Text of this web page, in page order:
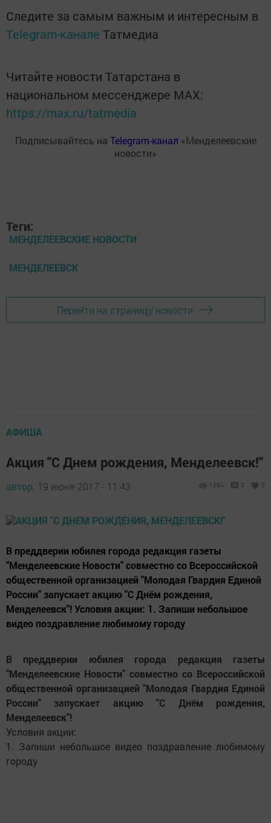
Следите за самым важным и интересным в
Telegram-канале Татмедиа
Читайте новости Татарстана в
национальном мессенджере MАХ:
https://max.ru/tatmedia
Подписывайтесь на Telegram-канал «Менделеевские
новости»
Теги:
МЕНДЕЛЕЕВСКИЕ НОВОСТИ
МЕНДЕЛЕЕВСК
Перейти на страницу новости
АФИША
Акция "С Днем рождения, Менделеевск!"
автор, 19 июня 2017 - 11:43 1394 0 0
В преддверии юбилея города редакция газеты
"Менделеевские Новости" совместно со Всероссийской
общественной организацией "Молодая Гвардия Единой
России" запускает акцию "С Днём рождения,
Менделеевск"! Условия акции: 1. Запиши небольшое
видео поздравление любимому городу
В преддверии юбилея города редакция газеты
"Менделеевские Новости" совместно со Всероссийской
общественной организацией "Молодая Гвардия Единой
России" запускает акцию "С Днём рождения,
Менделеевск"!
Условия акции:
1. Запиши небольшое видео поздравление любимому
городу